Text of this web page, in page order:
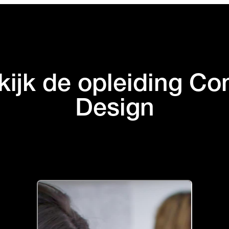
de opleiding
Design